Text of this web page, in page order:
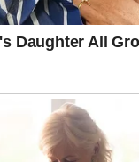
je povoljan.
pruža sigurnost, ali
Rešenje je bliže nego